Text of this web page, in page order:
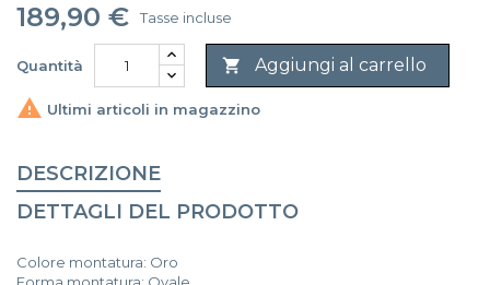
189,90 € Tasse incluse
Quantità  Aggiungi al carrello
 Ultimi articoli in magazzino
DESCRIZIONE
DETTAGLI DEL PRODOTTO
Colore montatura: Oro